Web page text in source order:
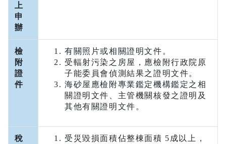
上
申
辦
檢
附
證
件
有關照片或相關證明文件。
受輻射污染之房屋，應檢附行政院原
子能委員會偵測結果之證明文件。
海砂屋應檢附專業鑑定機構鑑定之相
關證明文件、主管機關核發之證明及
其他有關證明文件。
稅
受災毀損面積佔整棟面積 5成以上，